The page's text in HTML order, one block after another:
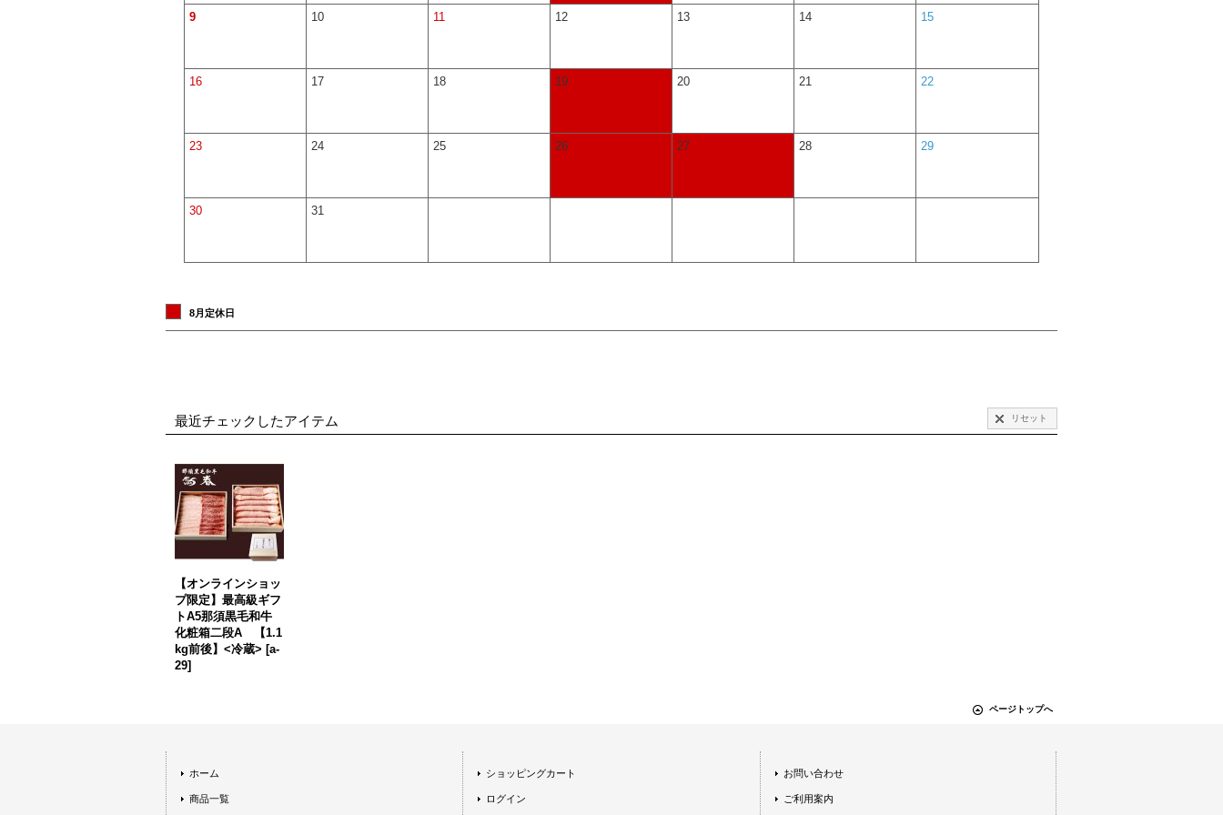
9 10 11 12 13 14 15
16 17 18 19 20 21 22
23 24 25 26 27 28 29
30 31
8月定休日
最近チェックしたアイテム リセット
【オンラインショッ
プ限定】最高級ギフ
トA5那須黒毛和牛
化粧箱二段A 【1.1
kg前後】<冷蔵> [a-
29]
ページトップへ
ホーム
商品一覧
ショッピングカート
ログイン
お問い合わせ
ご利用案内